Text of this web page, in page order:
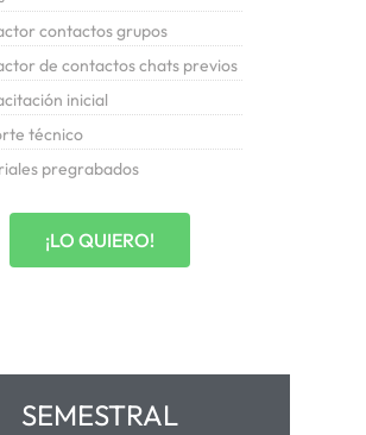
contactos grupos
de contactos chats previos
inicial
técnico
pregrabados
¡LO QUIERO!
SEMESTRAL